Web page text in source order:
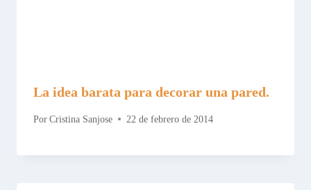
La idea barata para decorar una pared.
Por Cristina Sanjose 22 de febrero de 2014